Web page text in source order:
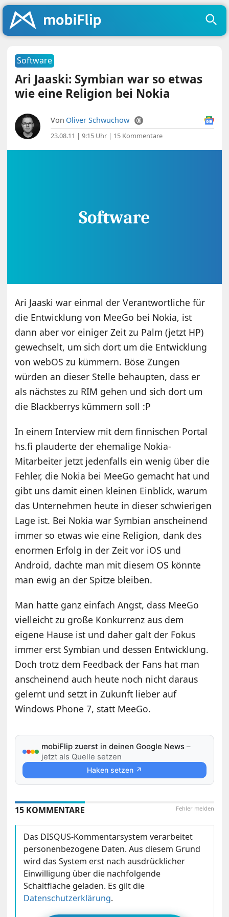
Software
Ari Jaaski: Symbian war so etwas
wie eine Religion bei Nokia
Von Oliver Schwuchow
23.08.11 | 9:15 Uhr | 15 Kommentare
Ari Jaaski war einmal der Verantwortliche für
die Entwicklung von MeeGo bei Nokia, ist
dann aber vor einiger Zeit zu Palm (jetzt HP)
gewechselt, um sich dort um die Entwicklung
von webOS zu kümmern. Böse Zungen
würden an dieser Stelle behaupten, dass er
als nächstes zu RIM gehen und sich dort um
die Blackberrys kümmern soll :P
In einem Interview mit dem finnischen Portal
hs.fi plauderte der ehemalige Nokia-
Mitarbeiter jetzt jedenfalls ein wenig über die
Fehler, die Nokia bei MeeGo gemacht hat und
gibt uns damit einen kleinen Einblick, warum
das Unternehmen heute in dieser schwierigen
Lage ist. Bei Nokia war Symbian anscheinend
immer so etwas wie eine Religion, dank des
enormen Erfolg in der Zeit vor iOS und
Android, dachte man mit diesem OS könnte
man ewig an der Spitze bleiben.
Man hatte ganz einfach Angst, dass MeeGo
vielleicht zu große Konkurrenz aus dem
eigene Hause ist und daher galt der Fokus
immer erst Symbian und dessen Entwicklung.
Doch trotz dem Feedback der Fans hat man
anscheinend auch heute noch nicht daraus
gelernt und setzt in Zukunft lieber auf
Windows Phone 7, statt MeeGo.
mobiFlip zuerst in deinen Google News –
jetzt als Quelle setzen
Haken setzen ↗
Fehler melden
15 KOMMENTARE
Das DISQUS-Kommentarsystem verarbeitet
personenbezogene Daten. Aus diesem Grund
wird das System erst nach ausdrücklicher
Einwilligung über die nachfolgende
Schaltfläche geladen. Es gilt die
Datenschutzerklärung.